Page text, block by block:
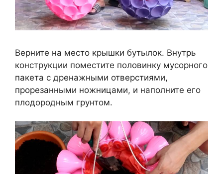
Верните на место крышки бутылок. Внутрь
конструкции поместите половинку мусорного
пакета с дренажными отверстиями,
прорезанными ножницами, и наполните его
плодородным грунтом.